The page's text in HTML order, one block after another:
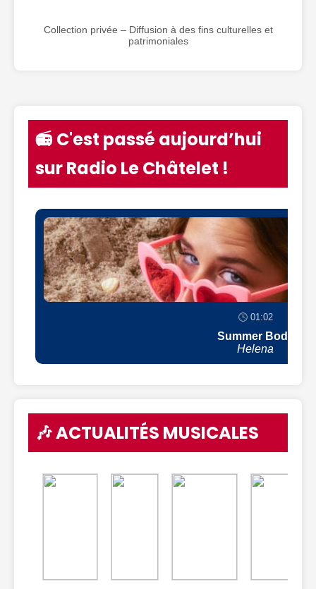
Collection privée – Diffusion à des fins culturelles et
patrimoniales
📻 C'est passé aujourd’hui
sur Radio Le Châtelet !
🕒 01:02
Summer Body
Helena
🎶 ACTUALITÉS MUSICALES